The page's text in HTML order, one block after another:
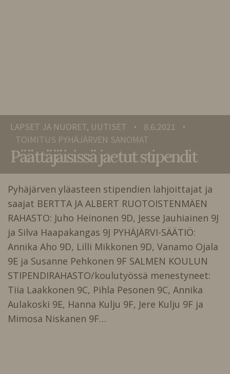
LAPSET JA NUORET, UUTISET • 8.6.2021 •
TOIMITUS PYHÄJÄRVEN SANOMAT
Päättäjäisissä jaetut stipendit
Pyhäjärven yläasteen stipendien lahjoittajat ja
saajat BERTTA JA ALBERT RUOTOISTENMÄEN
RAHASTO: Juho Heinonen 9D, Jesse Jauhiainen 9J
ja Silva Haapakangas 9J PYHÄJÄRVI-SÄÄTIÖ:
Annika Aho 9D, Lilli Mikkonen 9D, Vanamo Ojala
9E ja Susanne Pehkonen 9F SALMEN KOULUN
STIPENDIRAHASTO/koulutyössä menestyneet:
Tiia Laakkonen 9C, Pihla Pesonen 9C, Annika
Aulakoski 9E, Hanna Kulju 9F, Jere Kulju 9F ja
Mimosa Niskanen 9F…